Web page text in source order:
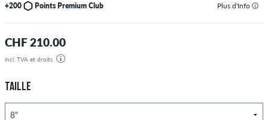
+200 Points Premium Club Plus d'Info
CHF 210.00
incl. TVA et droits
TAILLE